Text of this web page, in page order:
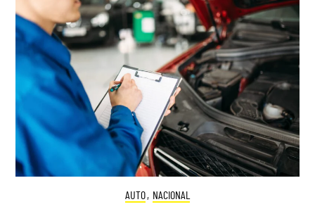
AUTO, NACIONAL